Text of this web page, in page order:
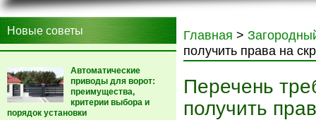
Новые советы
Автоматические
приводы для ворот:
преимущества,
критерии выбора и
порядок установки
Главная >
получить права на
Перечень
получить